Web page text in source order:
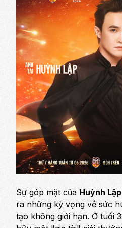
Sự góp mặt của Huỳnh Lập
ra những kỳ vọng về sức
tạo không giới hạn. Ở tuổi